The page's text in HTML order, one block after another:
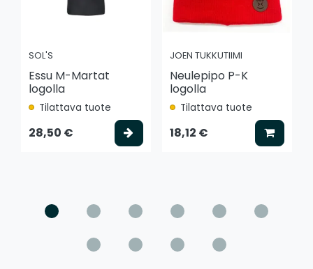
SOL'S
Essu M-Martat
logolla
Tilattava tuote
28,50 € Valitse vaihtoehto
JOEN TUKKUTIIMI
Neulepipo P-K
logolla
Tilattava tuote
18,12 € Lisää